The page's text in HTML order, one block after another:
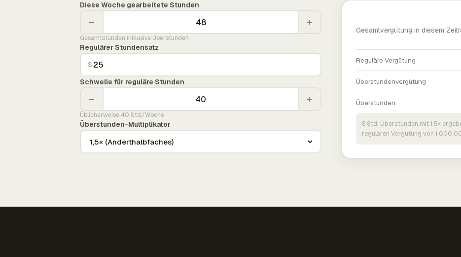
Diese Woche gearbeitete Stunden
− +
Gesamtstunden inklusive Überstunden
Regulärer Stundensatz
$
Schwelle für reguläre Stunden
− +
Üblicherweise 40 Std./Woche
Überstunden-Multiplikator
Gesamtvergütung in diesem
Reguläre Vergütung
Überstundenvergütung
Überstunden
8 Std. Überstunden mit 1,5×
regulären Vergütung von